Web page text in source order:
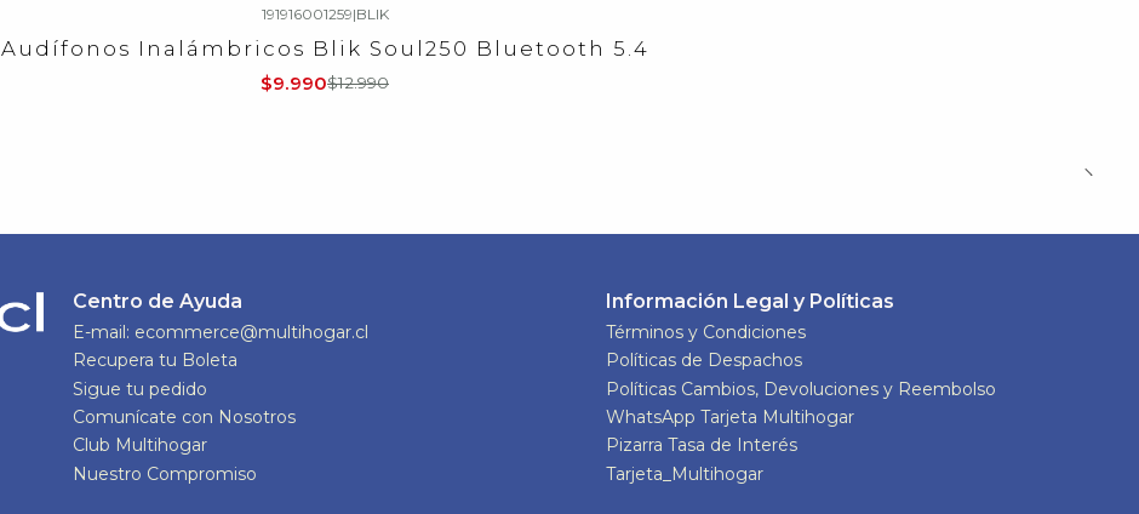
191916001259|BLIK
Audífonos Inalámbricos Blik Soul250 Bluetooth 5.4
$9.990$12.990
Centro de Ayuda
E-mail: ecommerce@multihogar.cl
Recupera tu Boleta
Sigue tu pedido
Comunícate con Nosotros
Club Multihogar
Nuestro Compromiso
Información Legal y Políticas
Términos y Condiciones
Políticas de Despachos
Políticas Cambios, Devoluciones y Reembolso
WhatsApp Tarjeta Multihogar
Pizarra Tasa de Interés
Tarjeta_Multihogar